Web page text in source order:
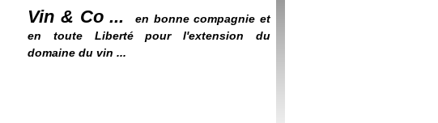
Vin & Co ...
en bonne compagnie et
en toute Liberté pour l'extension du
domaine du vin ...